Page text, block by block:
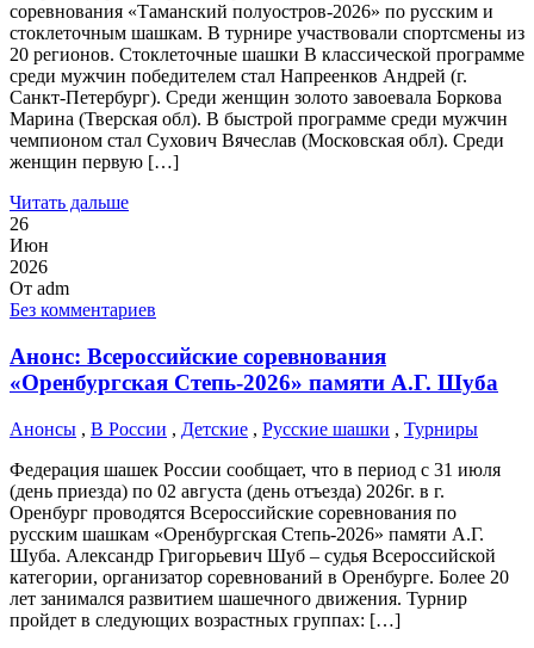
соревнования «Таманский полуостров-2026» по русским и
стоклеточным шашкам. В турнире участвовали спортсмены из
20 регионов. Стоклеточные шашки В классической программе
среди мужчин победителем стал Напреенков Андрей (г.
Санкт-Петербург). Среди женщин золото завоевала Боркова
Марина (Тверская обл). В быстрой программе среди мужчин
чемпионом стал Сухович Вячеслав (Московская обл). Среди
женщин первую […]
Читать дальше
26
Июн
2026
От adm
Без комментариев
Анонс: Всероссийские соревнования
«Оренбургская Степь-2026» памяти А.Г. Шуба
Анонсы , В России , Детские , Русские шашки , Турниры
Федерация шашек России сообщает, что в период с 31 июля
(день приезда) по 02 августа (день отъезда) 2026г. в г.
Оренбург проводятся Всероссийские соревнования по
русским шашкам «Оренбургская Степь-2026» памяти А.Г.
Шуба. Александр Григорьевич Шуб – судья Всероссийской
категории, организатор соревнований в Оренбурге. Более 20
лет занимался развитием шашечного движения. Турнир
пройдет в следующих возрастных группах: […]